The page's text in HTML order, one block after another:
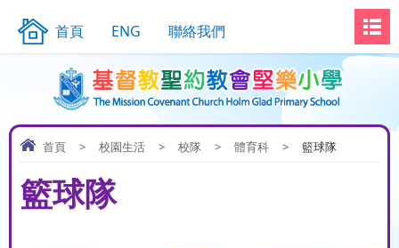
首頁 ENG 聯絡我們
首頁 > 校園生活 > 校隊 > 體育科 > 籃球隊
籃球隊